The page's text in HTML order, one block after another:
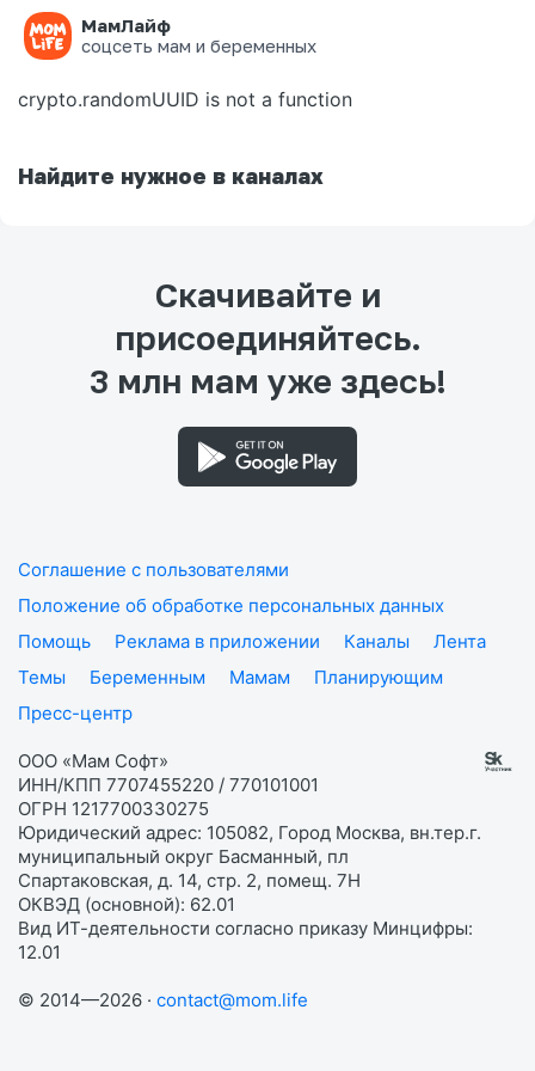
МамЛайф
соцсеть мам и беременных
Ошибка на странице
crypto.randomUUID is not a function
Найдите нужное в каналах
Скачивайте и
присоединяйтесь.
3 млн мам уже здесь!
Соглашение с пользователями
Положение об обработке персональных данных
Помощь
Реклама в приложении Каналы
Лента
Темы
Беременным Мамам
Планирующим
Пресс-центр
ООО «Мам Софт»
ИНН/КПП 7707455220 / 770101001
ОГРН 1217700330275
Юридический адрес: 105082, Город Москва, вн.тер.г.
муниципальный округ Басманный, пл
Спартаковская, д. 14, стр. 2, помещ. 7Н
ОКВЭД (основной): 62.01
Вид ИТ-деятельности согласно приказу Минцифры:
12.01
© 2014—2026 · contact@mom.life